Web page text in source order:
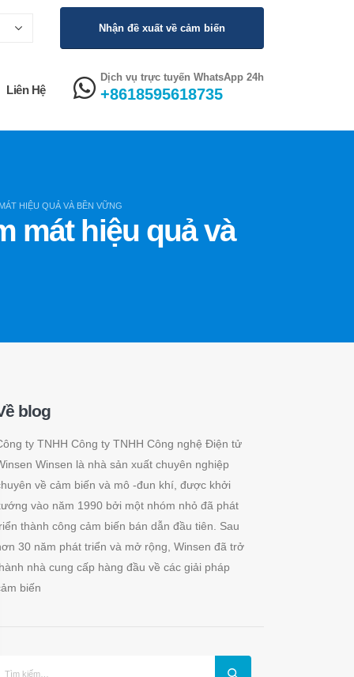
Nhận đề xuất về cảm biến
Liên Hệ
Dịch vụ trực tuyến WhatsApp 24h
+8618595618735
HIỆU QUẢ VÀ BỀN VỮNG
mát hiệu quả và
blog
ty TNHH Công ty TNHH Công nghệ Điện tử
Winsen là nhà sản xuất chuyên nghiệp
về cảm biến và mô -đun khí, được khởi
vào năm 1990 bởi một nhóm nhỏ đã phát
thành công cảm biến bán dẫn đầu tiên. Sau
30 năm phát triển và mở rộng, Winsen đã trở
nhà cung cấp hàng đầu về các giải pháp
biến